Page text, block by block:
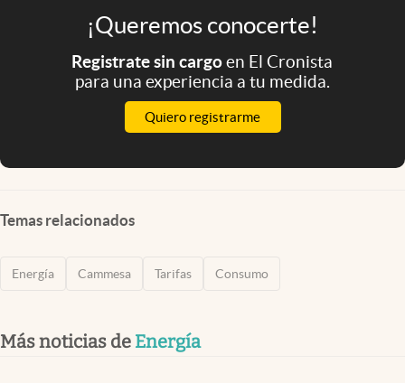
¡Queremos conocerte!
Registrate sin cargoen El Cronista
para una experiencia a tu medida.
Quiero registrarme
Temas relacionados
Energía Cammesa Tarifas Consumo
Más noticias de Energía